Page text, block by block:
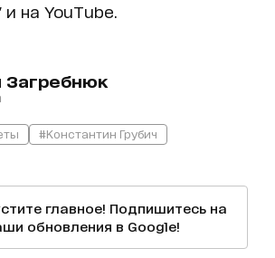
и на YouTube.
Загребнюк
#Константин Грубич
главное! Подпишитесь на
обновления в Google!